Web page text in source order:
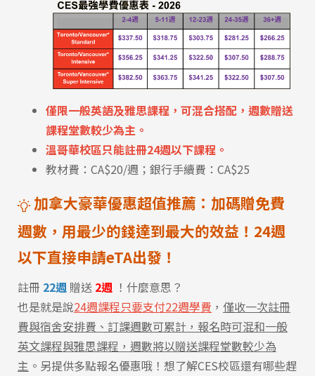
僅限一般英語及雅思課程，可混合搭配，週數贈送
課程堂數較少為主。
溫哥華校區只能註冊24週以下課程。
教材費：CA$20/週；銀行手續費：CA$25
加拿大豪華優惠超值推薦：加碼贈免費
週數，用最少的錢達到最大的效益！24週
以下直接申請eTA出發！
註冊 22週 贈送 2週 ！什麼意思？
也是就是說24週課程只要支付22週學費 ， 僅收一次註冊
費與宿舍安排費、訂課週數可累計，報名時可混和一般
英文課程與雅思課程，週數將以贈送課程堂數較少為
主 。另提供多點報名優惠哦！想了解CES校區還有哪些趕